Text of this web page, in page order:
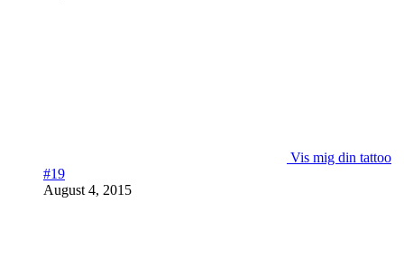
Vis mig din tattoo
#19
August 4, 2015